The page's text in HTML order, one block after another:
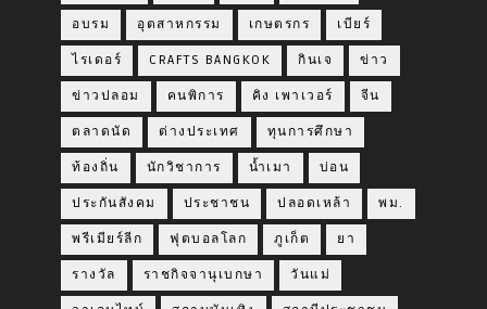
อบรม อุตสาหกรรม เกษตรกร เบียร์
ไรเดอร์ CRAFTS BANGKOK กินเจ ข่าว
ข่าวปลอม คนพิการ คิง เพาเวอร์ จีน
ตลาดนัด ต่างประเทศ ทุนการศึกษา
ท้องถิ่น นักวิชาการ น้ำเมา บ่อน
ประกันสังคม ประชาชน ปลอดเหล้า พม.
พรีเมียร์ลีก ฟุตบอลโลก ภูเก็ต ยา
รางวัล ราชกิจจานุเบกษา วันแม่